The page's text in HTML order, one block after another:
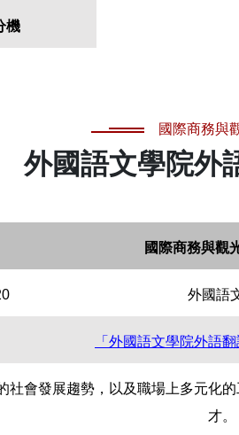
機
國際商務與
外國語文學院外
國際商務與觀
外國語
「外國語文學院外語
社會發展趨勢，以及職場上多元化
才。